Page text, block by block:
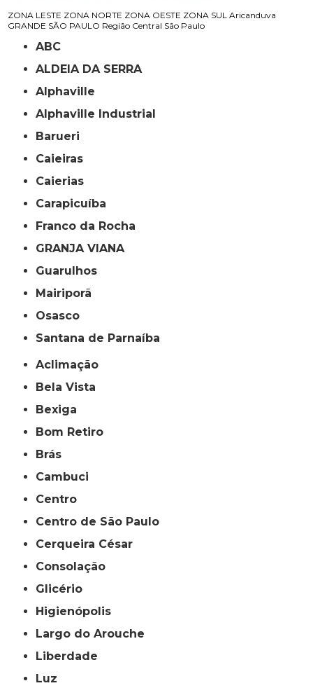
ZONA LESTE ZONA NORTE ZONA OESTE ZONA SUL Aricanduva
GRANDE SÃO PAULO Região Central São Paulo
ABC
ALDEIA DA SERRA
Alphaville
Alphaville Industrial
Barueri
Caieiras
Caierias
Carapicuíba
Franco da Rocha
GRANJA VIANA
Guarulhos
Mairiporã
Osasco
Santana de Parnaíba
Aclimação
Bela Vista
Bexiga
Bom Retiro
Brás
Cambuci
Centro
Centro de São Paulo
Cerqueira César
Consolação
Glicério
Higienópolis
Largo do Arouche
Liberdade
Luz